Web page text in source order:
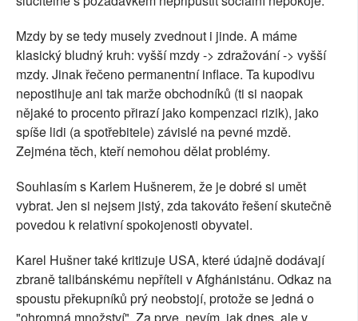
Mzdy by se tedy musely zvednout i jinde. A máme
klasický bludný kruh: vyšší mzdy -> zdražování -> vyšší
mzdy. Jinak řečeno permanentní inflace. Ta kupodivu
nepostihuje ani tak marže obchodníků (ti si naopak
nějaké to procento přirazí jako kompenzaci rizik), jako
spíše lidi (a spotřebitele) závislé na pevné mzdě.
Zejména těch, kteří nemohou dělat problémy.
Souhlasím s Karlem Hušnerem, že je dobré si umět
vybrat. Jen si nejsem jistý, zda takováto řešení skutečně
povedou k relativní spokojenosti obyvatel.
Karel Hušner také kritizuje USA, které údajně dodávají
zbraně talibánskému nepříteli v Afghánistánu. Odkaz na
spoustu překupníků prý neobstojí, protože se jedná o